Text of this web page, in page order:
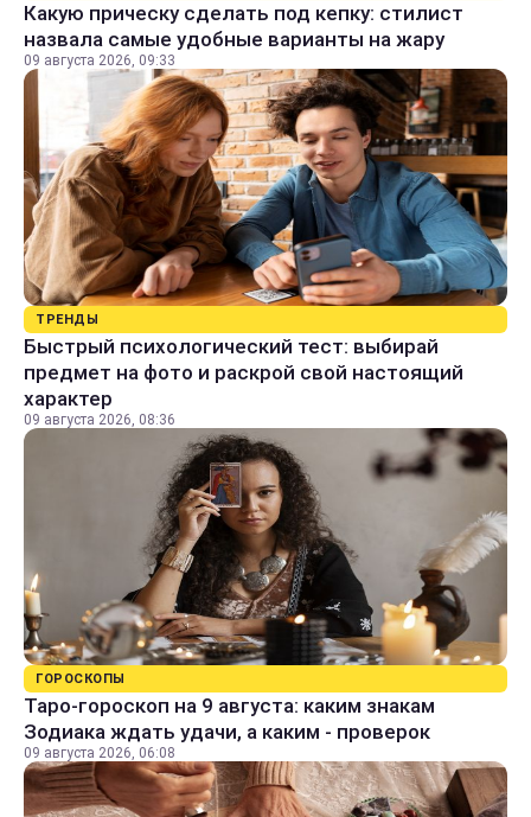
Какую прическу сделать под кепку: стилист
назвала самые удобные варианты на жару
09 августа 2026, 09:33
ТРЕНДЫ
Быстрый психологический тест: выбирай
предмет на фото и раскрой свой настоящий
характер
09 августа 2026, 08:36
ГОРОСКОПЫ
Таро-гороскоп на 9 августа: каким знакам
Зодиака ждать удачи, а каким - проверок
09 августа 2026, 06:08